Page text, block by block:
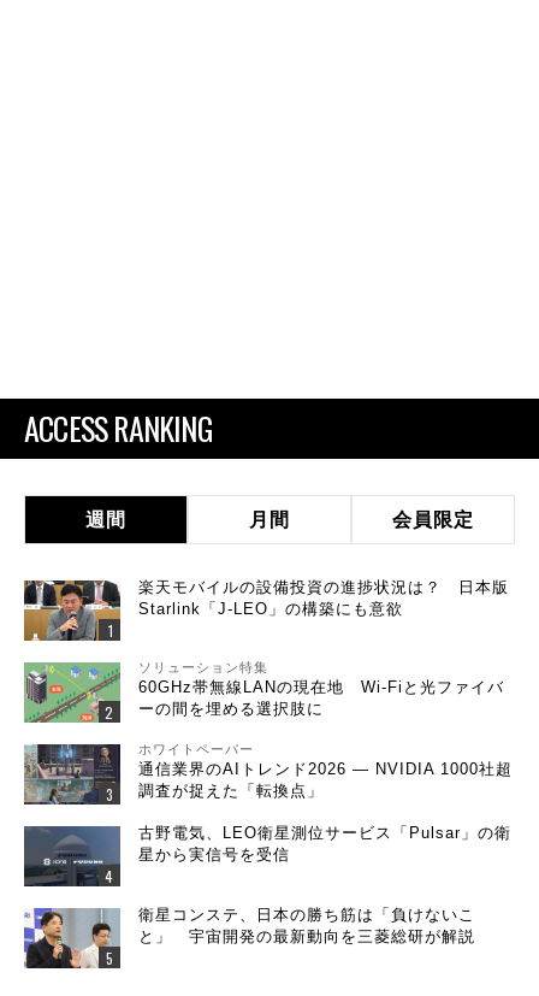
ACCESS RANKING
週間 月間 会員限定
楽天モバイルの設備投資の進捗状況は？ 日本版
Starlink「J-LEO」の構築にも意欲
ソリューション特集
60GHz帯無線LANの現在地 Wi-Fiと光ファイバ
ーの間を埋める選択肢に
ホワイトペーパー
通信業界のAIトレンド2026 ― NVIDIA 1000社超
調査が捉えた「転換点」
古野電気、LEO衛星測位サービス「Pulsar」の衛
星から実信号を受信
衛星コンステ、日本の勝ち筋は「負けないこ
と」 宇宙開発の最新動向を三菱総研が解説